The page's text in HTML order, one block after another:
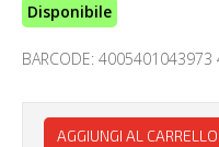
Disponibile
BARCODE:
AGGIUNGI AL CARRELLO